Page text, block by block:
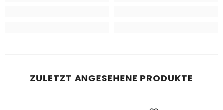
ZULETZT ANGESEHENE PRODUKTE